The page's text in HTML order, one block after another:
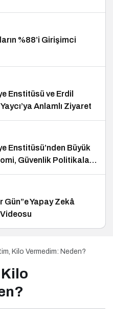
%88’i Girişimci
Enstitüsü ve Erdil
Anlamlı Ziyaret
Enstitüsü’nden Büyük
Güvenlik Politikaları
Gün”e Yapay Zekâ
Kilo Vermedim: Neden?